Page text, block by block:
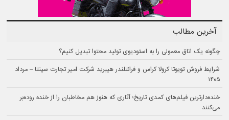
آخرین مطالب
چگونه یک اتاق معمولی را به استودیوی تولید محتوا تبدیل کنیم؟
شرایط فروش تویوتا کرولا کراس و فرانتلندر هیبرید شرکت امیر تجارت سپنتا – مرداد
۱۴۰۵
خنده‌دارترین فیلم‌های کمدی تاریخ؛ آثاری که هنوز هم مخاطبان را از خنده روده‌بر
می‌کنند